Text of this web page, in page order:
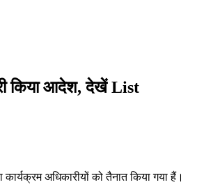
किया आदेश, देखें List
अधिकारीयों को तैनात किया गया हैं।